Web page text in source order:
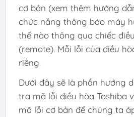
cơ bản (xem thêm hướng
chức năng thông báo máy
thế nào thông qua chiếc
(remote). Mỗi lỗi của điều
riêng.
Dưới đây sẽ là phần hướng
tra mã lỗi điều hòa Toshiba
mã lỗi cơ bản để chúng ta